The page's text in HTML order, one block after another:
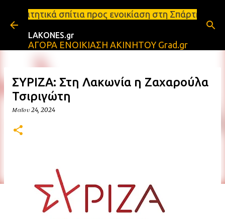
Μετάβαση στο κύριο περιεχόμενο
προς ενοικίαση στη Σπάρτη Ενοικιάσεις
LAKONES.gr
ΑΓΟΡΑ ΕΝΟΙΚΙΑΣΗ ΑΚΙΝΗΤΟΥ Grad.gr
ΣΥΡΙΖΑ: Στη Λακωνία η Ζαχαρούλα
Τσιριγώτη
Μαΐου 24, 2024